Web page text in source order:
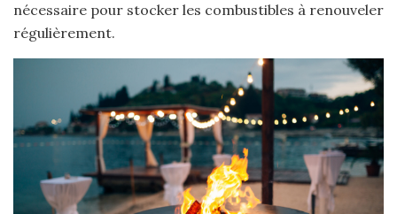
nécessaire pour stocker les combustibles à renouveler
régulièrement.